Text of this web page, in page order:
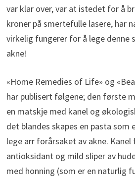
var klar over, var at istedet for å
kroner på smertefulle lasere, har
virkelig fungerer for å lege denne
akne!
«Home Remedies of Life» og
har publisert følgene; den første
en matskje med kanel og
det blandes skapes en pasta som
lege arr forårsaket av akne. Kanel
antioksidant og mild sliper av
med honning (som er en naturlig